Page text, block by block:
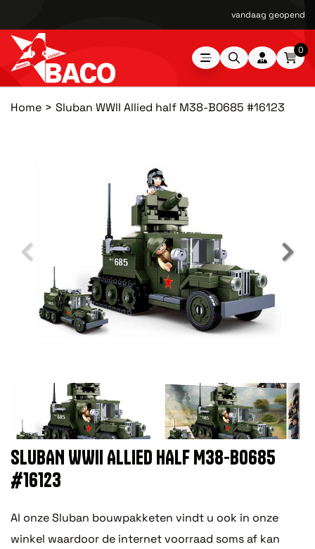
vandaag geopend
0
Home Sluban WWII Allied half M38-B0685 #16123
SLUBAN WWII ALLIED HALF M38-B0685
#16123
Al onze Sluban bouwpakketen vindt u ook in onze
winkel waardoor de internet voorraad soms af kan